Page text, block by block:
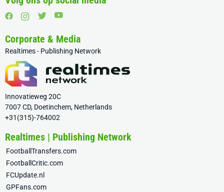
Corporate & Media
Realtimes - Publishing Network
Innovatieweg 20C
7007 CD, Doetinchem, Netherlands
+31(315)-764002
Realtimes | Publishing Network
FootballTransfers.com
FootballCritic.com
FCUpdate.nl
GPFans.com